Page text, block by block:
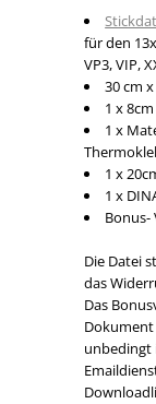
für den
VP3, VIP,
30 cm
1 x
1 x
1 x
1 x
Bonus-
Die Datei
das
Das
Dokument
unbedingt